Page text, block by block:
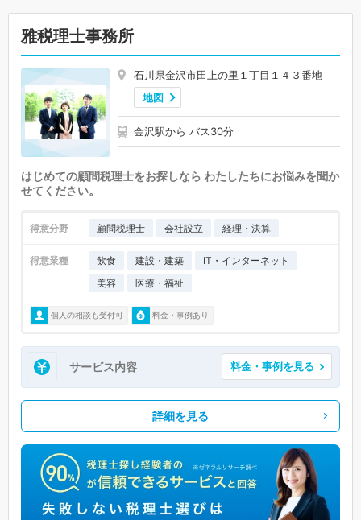
雅税理士事務所
石川県金沢市田上の里１丁目１４３番地
地図
金沢駅から バス30分
はじめての顧問税理士をお探しなら わたしたちにお悩みを聞か
せてください。
得意分野 顧問税理士 会社設立 経理・決算
得意業種 飲食 建設・建築
IT・インターネット
美容
医療・福祉
個人の相談も受付可 料金・事例あり
サービス内容 料金・事例を見る
詳細を見る